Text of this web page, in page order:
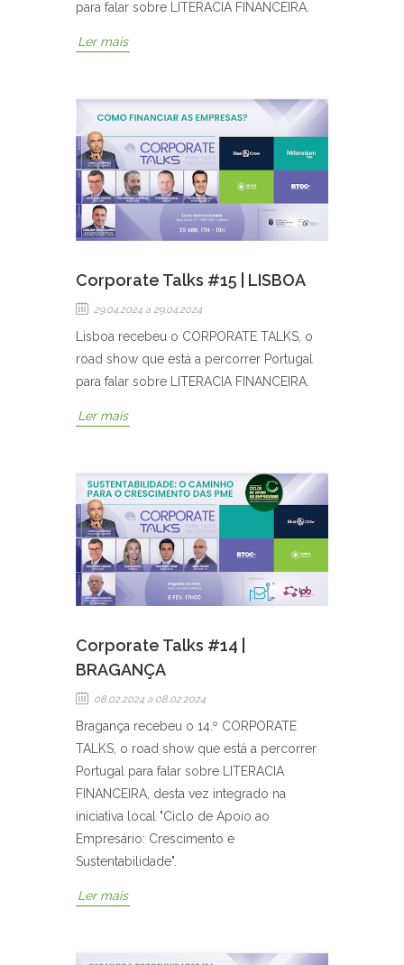
para falar sobre LITERACIA FINANCEIRA.
Ler mais
Corporate Talks #15 | LISBOA
29.04.2024 a 29.04.2024
Lisboa recebeu o CORPORATE TALKS, o
road show que está a percorrer Portugal
para falar sobre LITERACIA FINANCEIRA.
Ler mais
Corporate Talks #14 |
BRAGANÇA
08.02.2024 a 08.02.2024
Bragança recebeu o 14.º CORPORATE
TALKS, o road show que está a percorrer
Portugal para falar sobre LITERACIA
FINANCEIRA, desta vez integrado na
iniciativa local "Ciclo de Apoio ao
Empresário: Crescimento e
Sustentabilidade".
Ler mais